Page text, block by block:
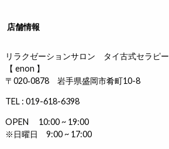
店舗情報
リラクゼーションサロン タイ古式セラピー
【 enon 】
〒020‐0878 岩手県盛岡市肴町10-8
TEL : 019-618-6398
OPEN 10:00 ~ 19:00
※日曜日 9:00 ~ 17:00